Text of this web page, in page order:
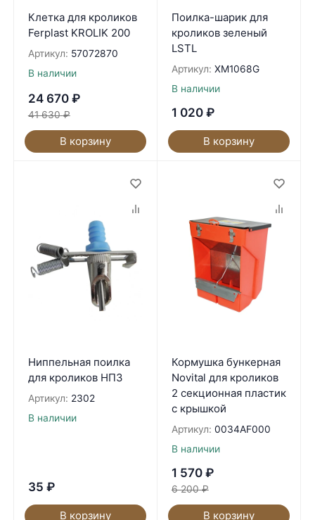
Клетка для кроликов
Ferplast KROLIK 200
Артикул: 57072870
В наличии
24 670 ₽
41 630 ₽
В корзину
Поилка-шарик для
кроликов зеленый
LSTL
Артикул: XM1068G
В наличии
1 020 ₽
В корзину
Ниппельная поилка
для кроликов НП3
Артикул: 2302
В наличии
35 ₽
В корзину
Кормушка бункерная
Novital для кроликов
2 секционная пластик
с крышкой
Артикул: 0034AF000
В наличии
1 570 ₽
6 200 ₽
В корзину